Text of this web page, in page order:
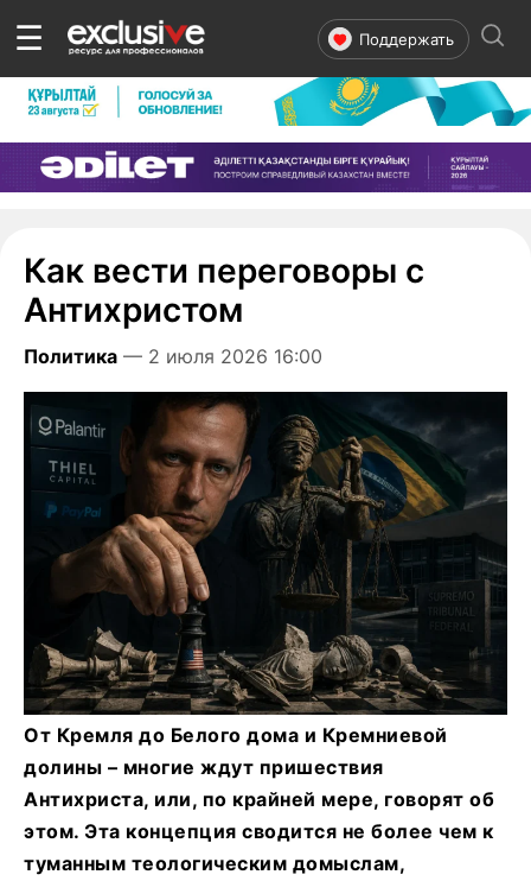
☰ Поддержать
Как вести переговоры с
Антихристом
Политика — 2 июля 2026 16:00
От Кремля до Белого дома и Кремниевой
долины – многие ждут пришествия
Антихриста, или, по крайней мере, говорят об
этом. Эта концепция сводится не более чем к
туманным теологическим домыслам,